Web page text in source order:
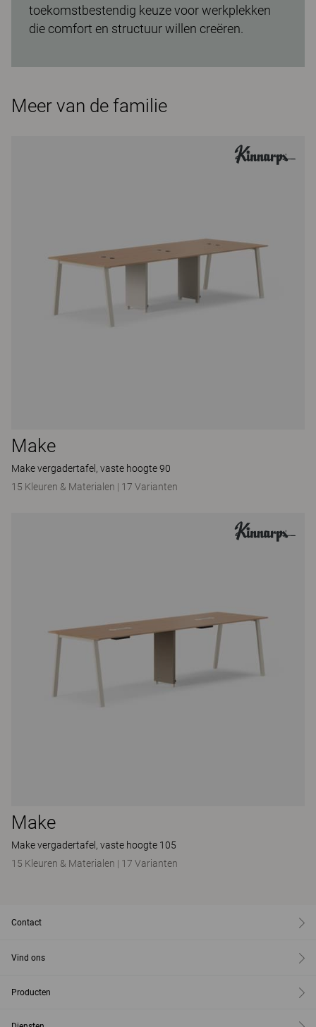
toekomstbestendig keuze voor werkplekken
die comfort en structuur willen creëren.
Meer van de familie
Make
Make vergadertafel, vaste hoogte 90
15 Kleuren & Materialen | 17 Varianten
Make
Make vergadertafel, vaste hoogte 105
15 Kleuren & Materialen | 17 Varianten
Contact
Vind ons
Producten